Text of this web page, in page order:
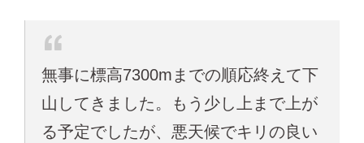
無事に標高7300mまでの順応終えて下
山してきました。もう少し上まで上が
る予定でしたが、悪天候でキリの良い